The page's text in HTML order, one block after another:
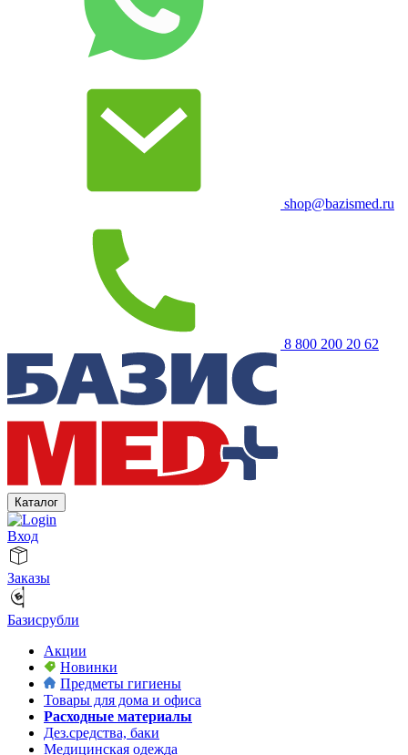
shop@bazismed.ru
8 800 200 20 62
Каталог
Вход
Заказы
Базисрубли
Акции
Новинки
Предметы гигиены
Товары для дома и офиса
Расходные материалы
Дез.средства, баки
Медицинская одежда